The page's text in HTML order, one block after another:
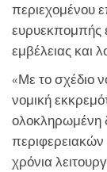
περιεχομένου
ευρυεκπομπής
εμβέλειας και
«Με το σχέδιο
νομική
ολοκληρωμένη
χρόνια